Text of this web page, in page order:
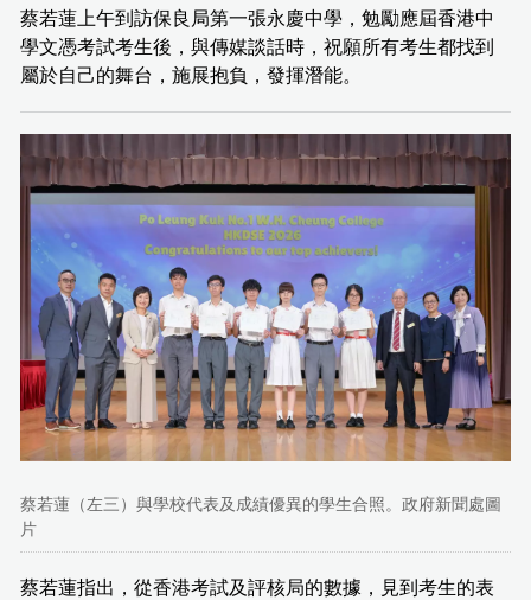
蔡若蓮上午到訪保良局第一張永慶中學，勉勵應屆香港中
學文憑考試考生後，與傳媒談話時，祝願所有考生都找到
屬於自己的舞台，施展抱負，發揮潛能。
蔡若蓮（左三）與學校代表及成績優異的學生合照。政府新聞處圖
片
蔡若蓮指出，從香港考試及評核局的數據，見到考生的表